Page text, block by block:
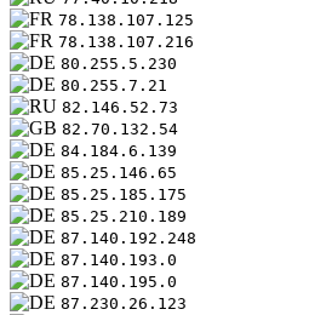
78.138.107.125
78.138.107.216
80.255.5.230
80.255.7.21
82.146.52.73
82.70.132.54
84.184.6.139
85.25.146.65
85.25.185.175
85.25.210.189
87.140.192.248
87.140.193.0
87.140.195.0
87.230.26.123